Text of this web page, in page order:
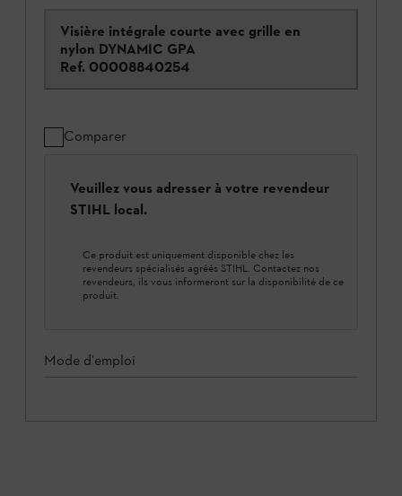
Visière intégrale courte avec grille en
nylon DYNAMIC GPA
Ref. 00008840254
Comparer
Veuillez vous adresser à votre revendeur
STIHL local.
Ce produit est uniquement disponible chez les
revendeurs spécialisés agréés STIHL. Contactez nos
revendeurs, ils vous informeront sur la disponibilité de ce
produit.
Mode d'emploi